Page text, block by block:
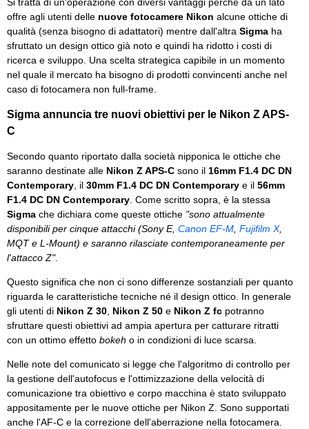
Si tratta di un'operazione con diversi vantaggi perché da un lato
offre agli utenti delle nuove fotocamere Nikon alcune ottiche di
qualità (senza bisogno di adattatori) mentre dall'altra Sigma ha
sfruttato un design ottico già noto e quindi ha ridotto i costi di
ricerca e sviluppo. Una scelta strategica capibile in un momento
nel quale il mercato ha bisogno di prodotti convincenti anche nel
caso di fotocamera non full-frame.
Sigma annuncia tre nuovi obiettivi per le Nikon Z APS-
C
Secondo quanto riportato dalla società nipponica le ottiche che
saranno destinate alle Nikon Z APS-C sono il 16mm F1.4 DC DN
Contemporary, il 30mm F1.4 DC DN Contemporary e il 56mm
F1.4 DC DN Contemporary. Come scritto sopra, è la stessa
Sigma che dichiara come queste ottiche "sono attualmente
disponibili per cinque attacchi (Sony E, Canon EF-M, Fujifilm X,
MQT e L-Mount) e saranno rilasciate contemporaneamente per
l'attacco Z".
Questo significa che non ci sono differenze sostanziali per quanto
riguarda le caratteristiche tecniche né il design ottico. In generale
gli utenti di Nikon Z 30, Nikon Z 50 e Nikon Z fc potranno
sfruttare questi obiettivi ad ampia apertura per catturare ritratti
con un ottimo effetto bokeh o in condizioni di luce scarsa.
Nelle note del comunicato si legge che l'algoritmo di controllo per
la gestione dell'autofocus e l'ottimizzazione della velocità di
comunicazione tra obiettivo e corpo macchina è stato sviluppato
appositamente per le nuove ottiche per Nikon Z. Sono supportati
anche l'AF-C e la correzione dell'aberrazione nella fotocamera.